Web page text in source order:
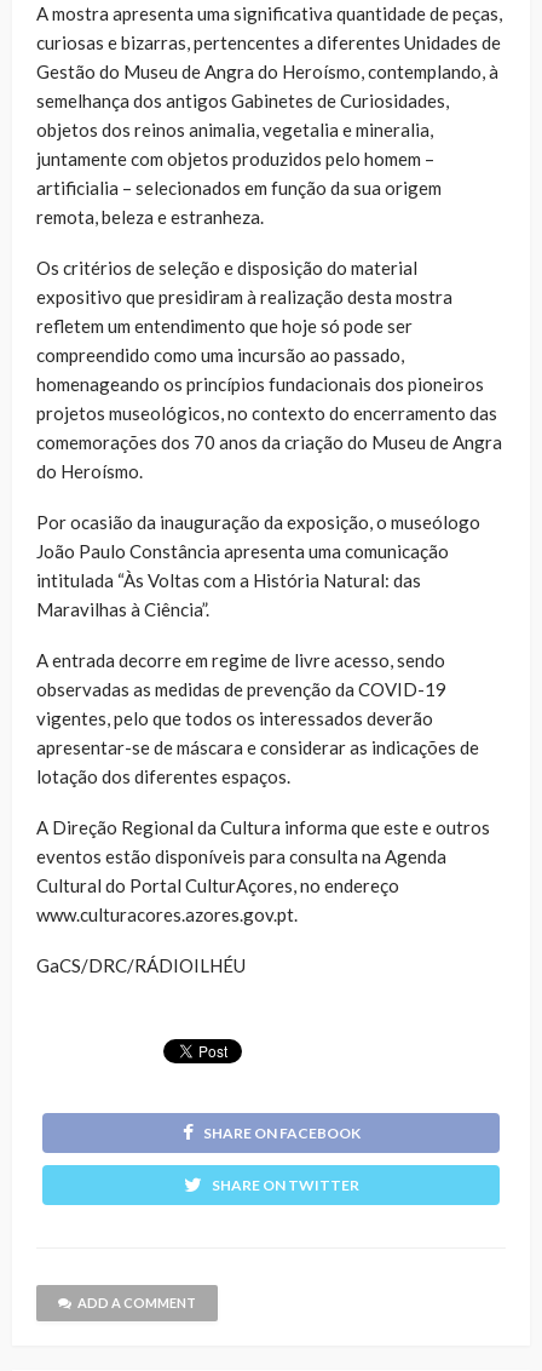
A mostra apresenta uma significativa quantidade de peças,
curiosas e bizarras, pertencentes a diferentes Unidades de
Gestão do Museu de Angra do Heroísmo, contemplando, à
semelhança dos antigos Gabinetes de Curiosidades,
objetos dos reinos animalia, vegetalia e mineralia,
juntamente com objetos produzidos pelo homem –
artificialia – selecionados em função da sua origem
remota, beleza e estranheza.
Os critérios de seleção e disposição do material
expositivo que presidiram à realização desta mostra
refletem um entendimento que hoje só pode ser
compreendido como uma incursão ao passado,
homenageando os princípios fundacionais dos pioneiros
projetos museológicos, no contexto do encerramento das
comemorações dos 70 anos da criação do Museu de Angra
do Heroísmo.
Por ocasião da inauguração da exposição, o museólogo
João Paulo Constância apresenta uma comunicação
intitulada “Às Voltas com a História Natural: das
Maravilhas à Ciência”.
A entrada decorre em regime de livre acesso, sendo
observadas as medidas de prevenção da COVID-19
vigentes, pelo que todos os interessados deverão
apresentar-se de máscara e considerar as indicações de
lotação dos diferentes espaços.
A Direção Regional da Cultura informa que este e outros
eventos estão disponíveis para consulta na Agenda
Cultural do Portal CulturAçores, no endereço
www.culturacores.azores.gov.pt.
GaCS/DRC/RÁDIOILHÉU
SHARE ON FACEBOOK
SHARE ON TWITTER
ADD A COMMENT